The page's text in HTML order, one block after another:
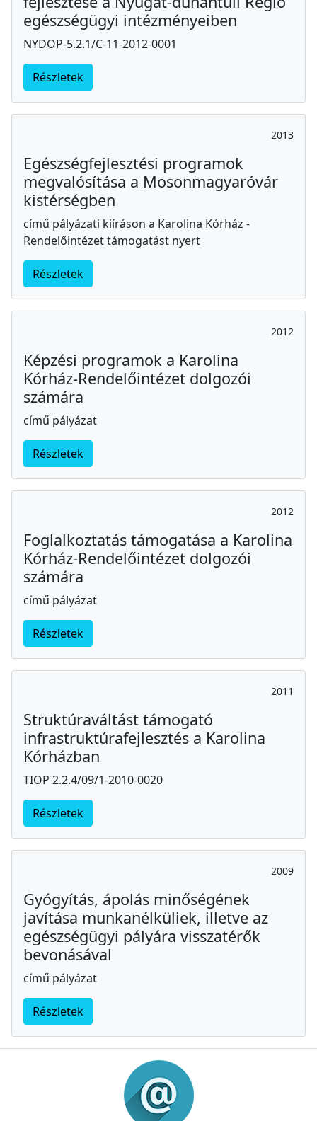
egészségügyi intézményeiben
NYDOP-5.2.1/C-11-2012-0001
Részletek
2013
Egészségfejlesztési programok
megvalósítása a Mosonmagyaróvár
kistérségben
című pályázati kiíráson a Karolina Kórház -
Rendelőintézet támogatást nyert
Részletek
2012
Képzési programok a Karolina
Kórház-Rendelőintézet dolgozói
számára
című pályázat
Részletek
2012
Foglalkoztatás támogatása a Karolina
Kórház-Rendelőintézet dolgozói
számára
című pályázat
Részletek
2011
Struktúraváltást támogató
infrastruktúrafejlesztés a Karolina
Kórházban
TIOP 2.2.4/09/1-2010-0020
Részletek
2009
Gyógyítás, ápolás minőségének
javítása munkanélküliek, illetve az
egészségügyi pályára visszatérők
bevonásával
című pályázat
Részletek